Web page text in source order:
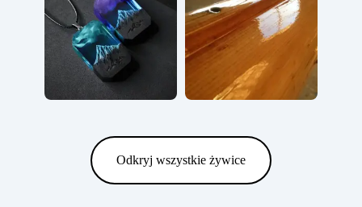
Odkryj wszystkie żywice